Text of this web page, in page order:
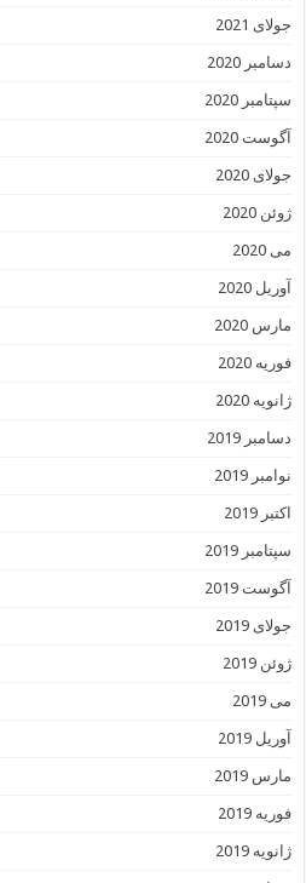
جولای 2021
دسامبر 2020
سپتامبر 2020
آگوست 2020
جولای 2020
ژوئن 2020
می 2020
آوریل 2020
مارس 2020
فوریه 2020
ژانویه 2020
دسامبر 2019
نوامبر 2019
اکتبر 2019
سپتامبر 2019
آگوست 2019
جولای 2019
ژوئن 2019
می 2019
آوریل 2019
مارس 2019
فوریه 2019
ژانویه 2019